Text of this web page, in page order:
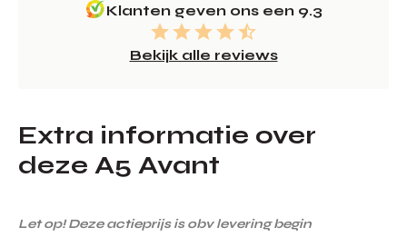
Klanten geven ons een 9.3
Bekijk alle reviews
Extra informatie over
deze A5 Avant
Let op! Deze actieprijs is obv levering begin